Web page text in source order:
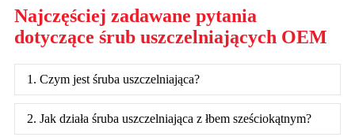
Najczęściej zadawane pytania
dotyczące śrub uszczelniających OEM
1. Czym jest śruba uszczelniająca?
2. Jak działa śruba uszczelniająca z łbem sześciokątnym?